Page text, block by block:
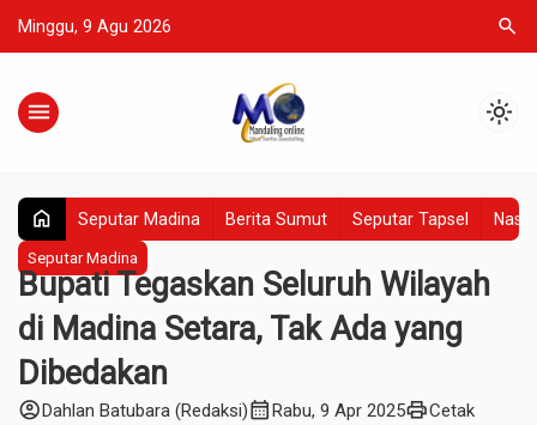
Minggu, 9 Agu 2026 search
menu light_mode
home Seputar Madina Berita Sumut Seputar Tapsel
Seputar Madina
Bupati Tegaskan Seluruh Wilayah
di Madina Setara, Tak Ada yang
Dibedakan
account_circleDahlan Batubara (Redaksi)calendar_monthRabu, 9 Apr 2025printCetak